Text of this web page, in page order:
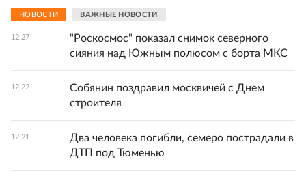
НОВОСТИ ВАЖНЫЕ НОВОСТИ
12:27
"Роскосмос" показал снимок северного
сияния над Южным полюсом с борта МКС
12:22
Собянин поздравил москвичей с Днем
строителя
12:21
Два человека погибли, семеро пострадали в
ДТП под Тюменью